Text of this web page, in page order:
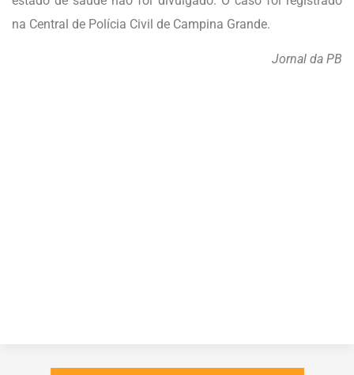
na Central de Polícia Civil de Campina Grande.
Jornal da PB